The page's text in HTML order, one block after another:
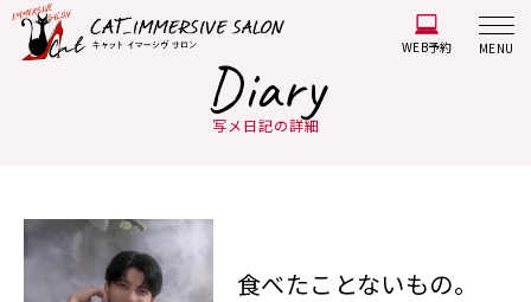
WEB予約 MENU
Diary
写メ日記の詳細
食べたことないもの。